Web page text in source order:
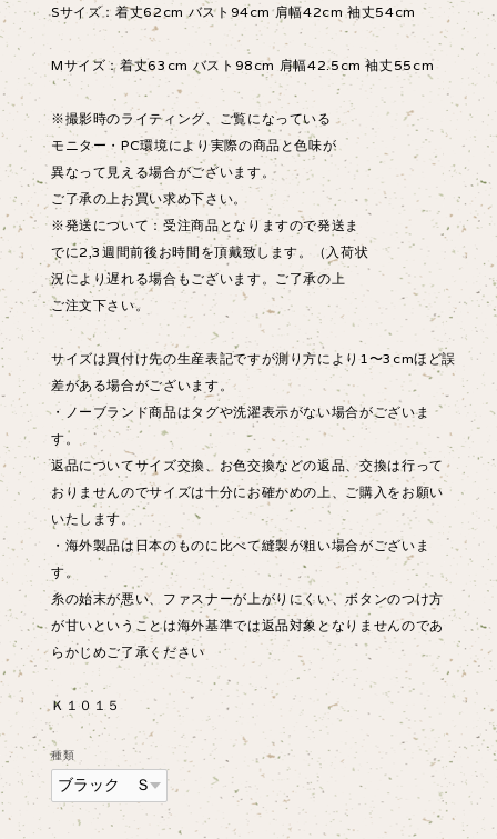
Sサイズ：着丈62cm バスト94cm 肩幅42cm 袖丈54cm
Mサイズ：着丈63cm バスト98cm 肩幅42.5cm 袖丈55cm
※撮影時のライティング、ご覧になっている
モニター・PC環境により実際の商品と色味が
異なって見える場合がございます。
ご了承の上お買い求め下さい。
※発送について：受注商品となりますので発送ま
でに2,3週間前後お時間を頂戴致します。（入荷状
況により遅れる場合もございます。ご了承の上
ご注文下さい。
サイズは買付け先の生産表記ですが測り方により1〜3cmほど誤
差がある場合がございます。
・ノーブランド商品はタグや洗濯表示がない場合がございま
す。
返品についてサイズ交換、お色交換などの返品、交換は行って
おりませんのでサイズは十分にお確かめの上、ご購入をお願い
いたします。
・海外製品は日本のものに比べて縫製が粗い場合がございま
す。
糸の始末が悪い、ファスナーが上がりにくい、ボタンのつけ方
が甘いということは海外基準では返品対象となりませんのであ
らかじめご了承ください
Ｋ１０１５
種類